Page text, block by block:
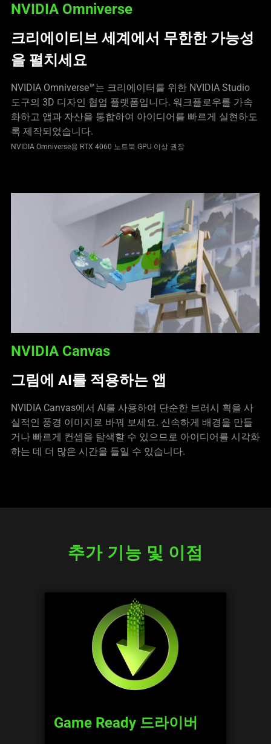
NVIDIA Omniverse
크리에이티브 세계에서 무한한 가능성
을 펼치세요
NVIDIA Omniverse™는 크리에이터를 위한 NVIDIA Studio
도구의 3D 디자인 협업 플랫폼입니다. 워크플로우를 가속
화하고 앱과 자산을 통합하여 아이디어를 빠르게 실현하도
록 제작되었습니다.
NVIDIA Omniverse용 RTX 4060 노트북 GPU 이상 권장
NVIDIA Canvas
그림에 AI를 적용하는 앱
NVIDIA Canvas에서 AI를 사용하여 단순한 브러시 획을 사
실적인 풍경 이미지로 바꿔 보세요. 신속하게 배경을 만들
거나 빠르게 컨셉을 탐색할 수 있으므로 아이디어를 시각화
하는 데 더 많은 시간을 들일 수 있습니다.
추가 기능 및 이점
Game Ready 드라이버